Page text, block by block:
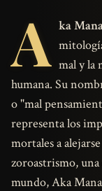
A ka
mal y la
humana. Su
o "mal
representa los
mortales a
zoroastrismo, una
mundo, Aka